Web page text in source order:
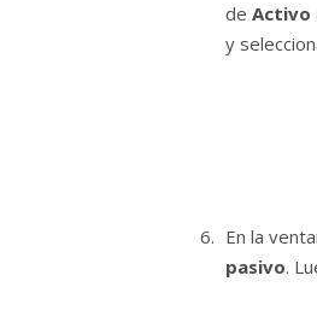
de Activo
y
En la
pasivo.